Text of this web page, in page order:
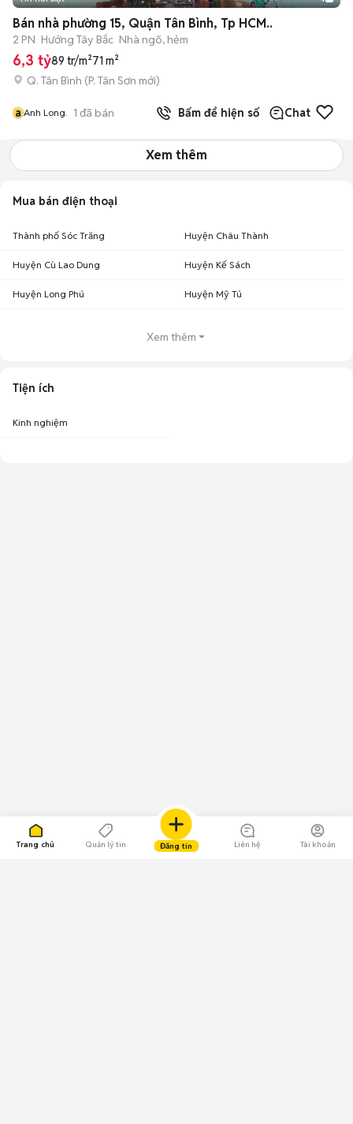
Trang chủ Quản lý tin Đăng tin Liên hệ Tài khoản
Bán nhà phường 15, Quận Tân Bình, Tp HCM..
2 PN Hướng Tây Bắc Nhà ngõ, hẻm
6,3 tỷ89 tr/m²71 m²
Q. Tân Bình (P. Tân Sơn mới)
a Anh Long. 1 đã bán Bấm để hiện số Chat
Xem thêm
Mua bán điện thoại
Thành phố Sóc Trăng Huyện Châu Thành
Huyện Cù Lao Dung Huyện Kế Sách
Huyện Long Phú Huyện Mỹ Tú
Xem thêm
Tiện ích
Kinh nghiệm